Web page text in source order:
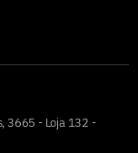
3665 - Loja 132 -